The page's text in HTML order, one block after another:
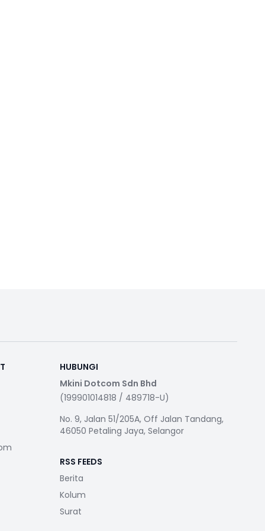
HUBUNGI
Mkini Dotcom Sdn Bhd
(199901014818 / 489718-U)
No. 9, Jalan 51/205A, Off Jalan Tandang,
46050 Petaling Jaya, Selangor
RSS FEEDS
Berita
Kolum
Surat